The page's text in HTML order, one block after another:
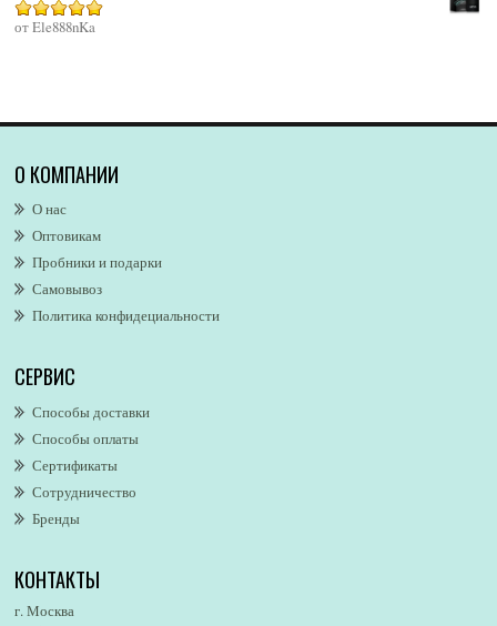
Al-Jazeera
Alex Simone
Alexander McQueen
Alexandre. J
Alford & Hoff
Alfred Dunhill
Alfred Ritchy
Alfred Sung
AllSaints
Alsayad
Altaia
Alvarez Gomez
Alviero Martini
Alyson Oldoini
American Eagle
Оценка5из 5
от Ele888nKa
О КОМПАНИИ
О нас
Оптовикам
Пробники и подарки
Самовывоз
Политика конфидециальности
СЕРВИС
Способы доставки
Способы оплаты
Сертификаты
Сотрудничество
Бренды
КОНТАКТЫ
г. Москва